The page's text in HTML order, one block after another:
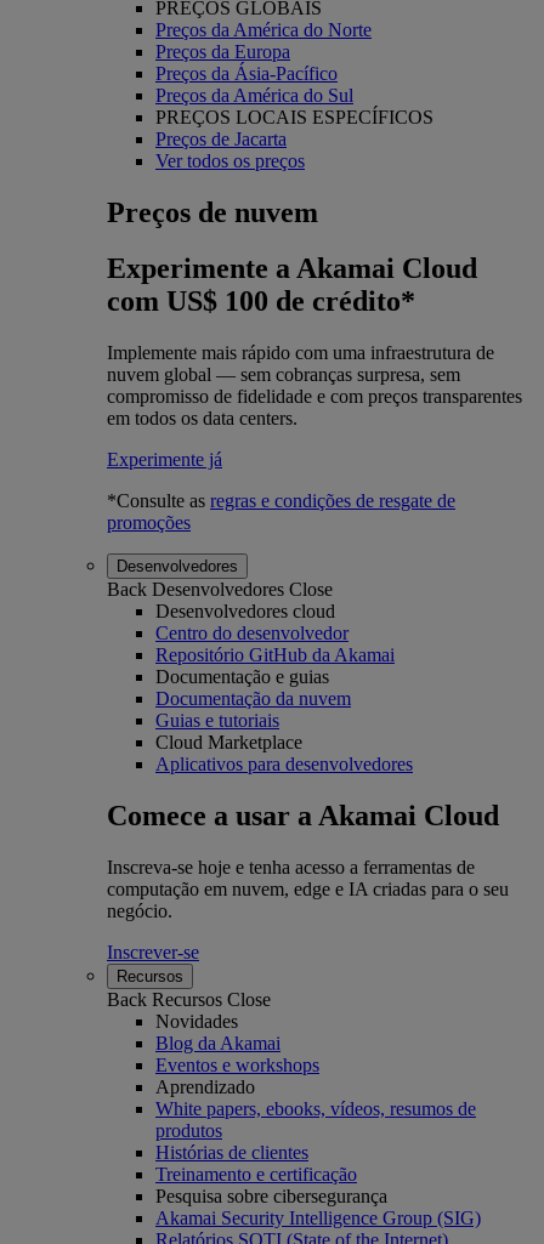
PREÇOS GLOBAIS
Preços da América do Norte
Preços da Europa
Preços da Ásia-Pacífico
Preços da América do Sul
PREÇOS LOCAIS ESPECÍFICOS
Preços de Jacarta
Ver todos os preços
Preços de nuvem
Experimente a Akamai Cloud
com US$ 100 de crédito*
Implemente mais rápido com uma infraestrutura de
nuvem global — sem cobranças surpresa, sem
compromisso de fidelidade e com preços transparentes
em todos os data centers.
Experimente já
*Consulte as regras e condições de resgate de
promoções
Desenvolvedores
Back Desenvolvedores Close
Desenvolvedores cloud
Centro do desenvolvedor
Repositório GitHub da Akamai
Documentação e guias
Documentação da nuvem
Guias e tutoriais
Cloud Marketplace
Aplicativos para desenvolvedores
Comece a usar a Akamai Cloud
Inscreva-se hoje e tenha acesso a ferramentas de
computação em nuvem, edge e IA criadas para o seu
negócio.
Inscrever-se
Recursos
Back Recursos Close
Novidades
Blog da Akamai
Eventos e workshops
Aprendizado
White papers, ebooks, vídeos, resumos de
produtos
Histórias de clientes
Treinamento e certificação
Pesquisa sobre cibersegurança
Akamai Security Intelligence Group (SIG)